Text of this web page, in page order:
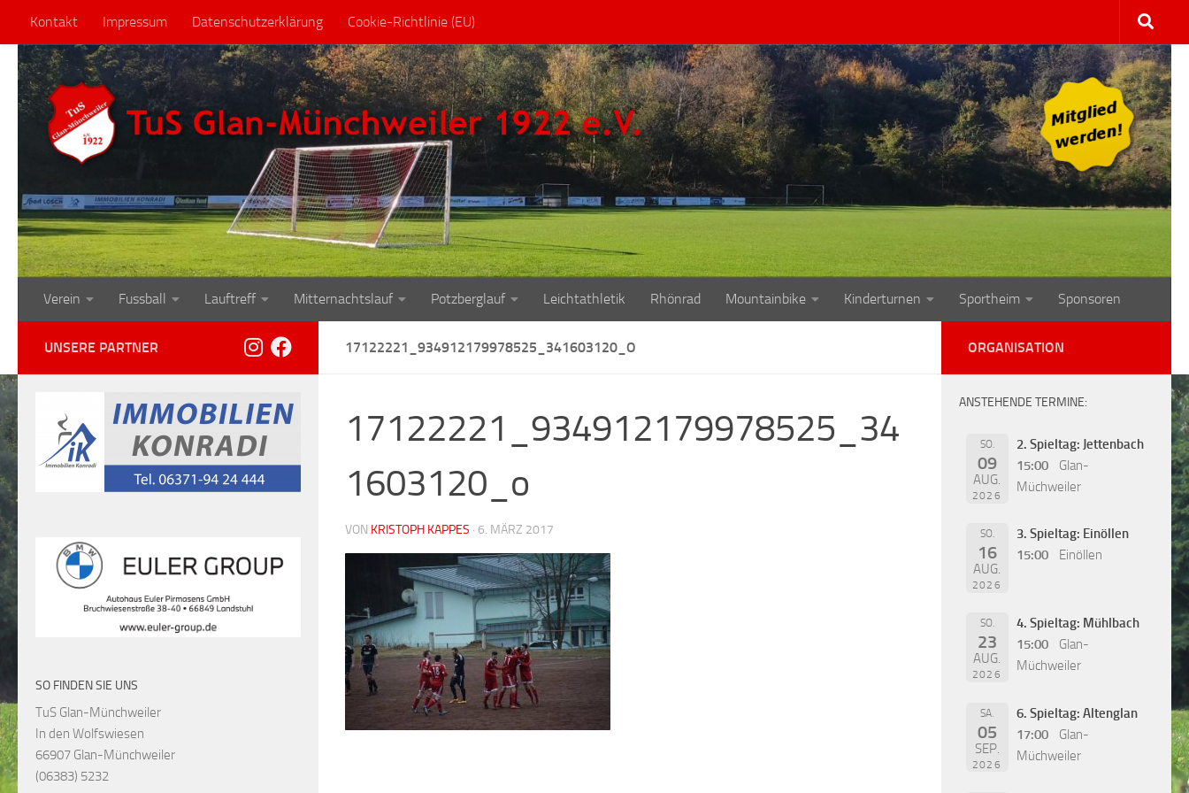
Zum Inhalt springen
Kontakt Impressum Datenschutzerklärung Cookie-Richtlinie (EU)
Verein Fussball Lauftreff Mitternachtslauf Potzberglauf Leichtathletik Rhönrad Mountainbike Kinderturnen Sportheim Sponsoren
17122221_934912179978525_341603120_O
17122221_934912179978525_34
1603120_o
VON KRISTOPH KAPPES · 6. MÄRZ 2017
UNSERE PARTNER
SO FINDEN SIE UNS
TuS Glan-Münchweiler
In den Wolfswiesen
66907 Glan-Münchweiler
(06383) 5232
ORGANISATION
ANSTEHENDE TERMINE:
SO.
09
AUG.
2026
2. Spieltag: Jettenbach
15:00
Glan-
Müchweiler
SO.
16
AUG.
2026
3. Spieltag: Einöllen
15:00
Einöllen
SO.
23
AUG.
2026
4. Spieltag: Mühlbach
15:00
Glan-
Müchweiler
SA.
05
SEP.
2026
6. Spieltag: Altenglan
17:00
Glan-
Müchweiler